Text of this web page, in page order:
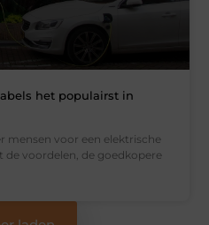
het populairst in
mensen voor een elektrische
voordelen, de goedkopere